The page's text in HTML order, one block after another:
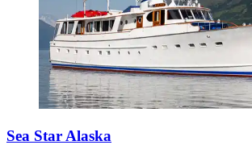
Sea Star Alaska